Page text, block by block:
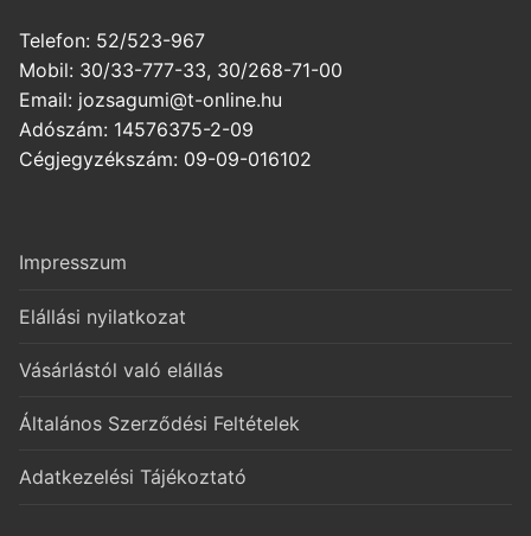
Telefon: 52/523-967
Mobil: 30/33-777-33, 30/268-71-00
Email: jozsagumi@t-online.hu
Adószám: 14576375-2-09
Cégjegyzékszám: 09-09-016102
Impresszum
Elállási nyilatkozat
Vásárlástól való elállás
Általános Szerződési Feltételek
Adatkezelési Tájékoztató